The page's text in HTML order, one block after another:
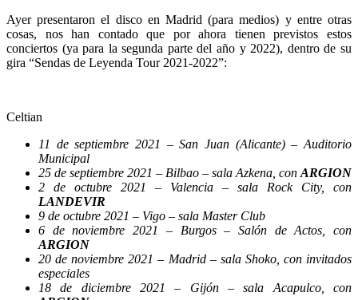
Ayer presentaron el disco en Madrid (para medios) y entre otras
cosas, nos han contado que por ahora tienen previstos estos
conciertos (ya para la segunda parte del año y 2022), dentro de su
gira “Sendas de Leyenda Tour 2021-2022”:
Celtian
11 de septiembre 2021 – San Juan (Alicante) – Auditorio
Municipal
25 de septiembre 2021 – Bilbao – sala Azkena, con ARGION
2 de octubre 2021 – Valencia – sala Rock City, con
LANDEVIR
9 de octubre 2021 – Vigo – sala Master Club
6 de noviembre 2021 – Burgos – Salón de Actos, con
ARGION
20 de noviembre 2021 – Madrid – sala Shoko, con invitados
especiales
18 de diciembre 2021 – Gijón – sala Acapulco, con